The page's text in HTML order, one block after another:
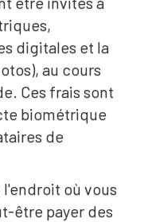
digitales et la
au cours
Ces frais sont
biométrique
de
l'endroit où vous
être payer des